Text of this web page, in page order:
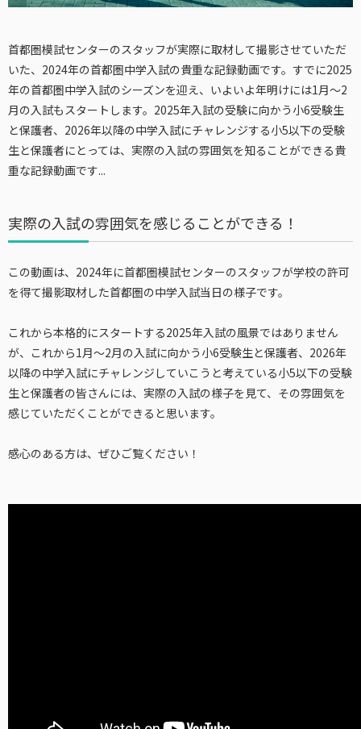
首都圏模試センターのスタッフが実際に取材して撮影させていただ
いた、2024年の首都圏中学入試の貴重な記録動画です。すでに2025
年の首都圏中学入試のシーズンを迎え、いよいよ年明けには1月～2
月の入試もスタートします。2025年入試の受験に向かう小6受験生
と保護者、2026年以降の中学入試にチャレンジする小5以下の受験
生と保護者にとっては、実際の入試の雰囲気を知ることができる貴
重な記録動画です...
実際の入試の雰囲気を感じることができる！
この動画は、2024年に首都圏模試センターのスタッフが学校の許可
を得て撮影取材した首都圏の中学入試当日の様子です。
これから本格的にスタートする2025年入試の風景ではありません
が、これから1月～2月の入試に向かう小6受験生と保護者、2026年
以降の中学入試にチャレンジしていこうと考えている小5以下の受験
生と保護者の皆さんには、実際の入試の様子を見て、その雰囲気を
感じていただくことができると思います。
感心のある方は、ぜひご覧ください！